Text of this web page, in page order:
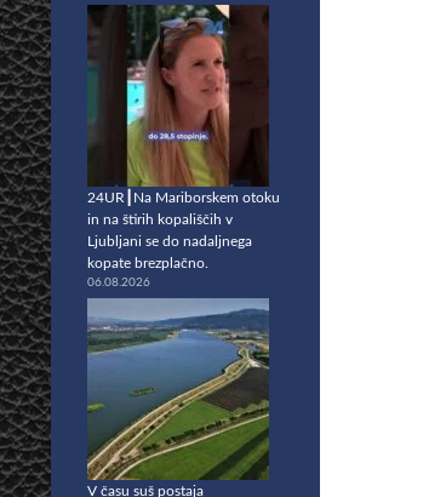
24UR┃Na Mariborskem otoku
in na štirih kopališčih v
Ljubljani se do nadaljnega
kopate brezplačno.
06.08.2026
V času suš postaja